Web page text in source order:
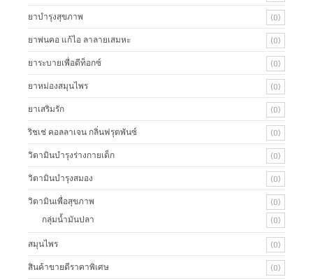
ยาบำรุงสุขภาพ (0)
ยาพ่นคอ แก้ไอ ลาลายเสมหะ (0)
ยาระบายเพื่อดีท็อกซ์ (0)
ยาหม่องสมุนไพร (0)
ยาเสริมรัก (0)
ริชเช่ คอลลาเจน กลิ่นฟรุตพันซ์ (0)
วิตามินบำรุงร่างกายเด็ก (0)
วิตามินบำรุงสมอง (0)
วิตามินเพื่อสุขภาพ
(0)
กลุ่มน้ำมันปลา
(0)
สมุนไพร (0)
สินค้าขายดีราคาพิเศษ (0)